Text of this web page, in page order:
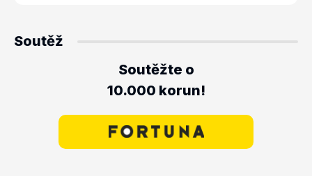
Soutěž
Soutěžte o
10.000 korun!